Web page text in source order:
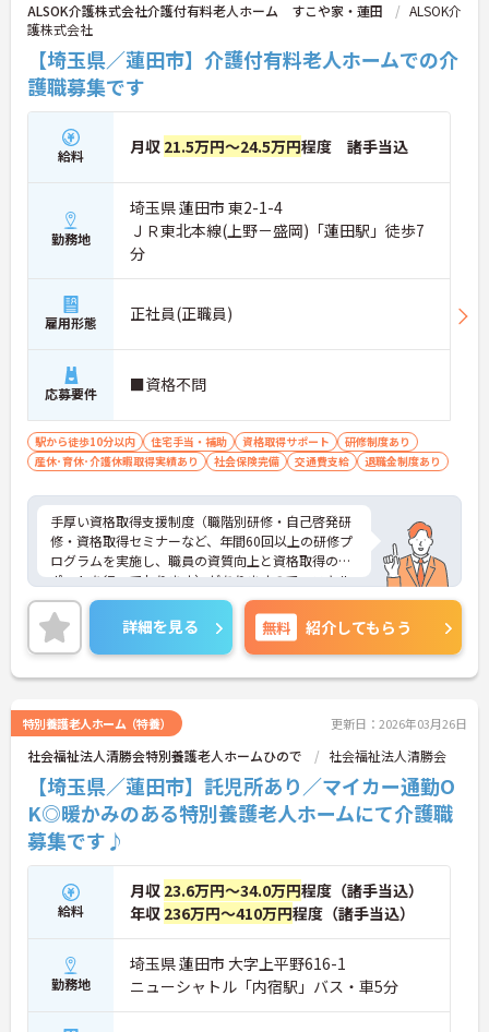
ALSOK介護株式会社介護付有料老人ホーム すこや家・蓮田
ALSOK介
護株式会社
【埼玉県／蓮田市】介護付有料老人ホームでの介
護職募集です
給料 月収 21.5万円～24.5万円程度 諸手当込
勤務地
埼玉県 蓮田市 東2-1-4
ＪＲ東北本線(上野－盛岡)「蓮田駅」徒歩7
分
雇用形態 正社員(正職員)
応募要件 ■資格不問
駅から徒歩10分以内 住宅手当・補助 資格取得サポート
研修制度あり
産休･育休･介護休暇取得実績あり
社会保険完備 交通費支給 退職金制度あり
手厚い資格取得支援制度（職階別研修・自己啓発研
修・資格取得セミナーなど、年間60回以上の研修プ
ログラムを実施し、職員の資質向上と資格取得のサ
ポートを行っております）がありますので、スキル
アップされたい方におすすめです！
また、すべての働く方が「安心して長く活躍できる
職場」を提供すべく、様々な福利厚生制度をご用意
しております。
ご興味ある方には、面接対策ポイントなど、さらに
い！
詳細を見る 無料 紹介してもらう
特別養護老人ホーム（特養） 更新日：2026年03月26日
社会福祉法人清勝会特別養護老人ホームひので 社会福祉法人清勝会
【埼玉県／蓮田市】託児所あり／マイカー通勤O
K◎暖かみのある特別養護老人ホームにて介護職
募集です♪
給料
月収 23.6万円～34.0万円程度（諸手当込）
年収 236万円～410万円程度（諸手当込）
勤務地
埼玉県 蓮田市 大字上平野616-1
ニューシャトル「内宿駅」バス・車5分